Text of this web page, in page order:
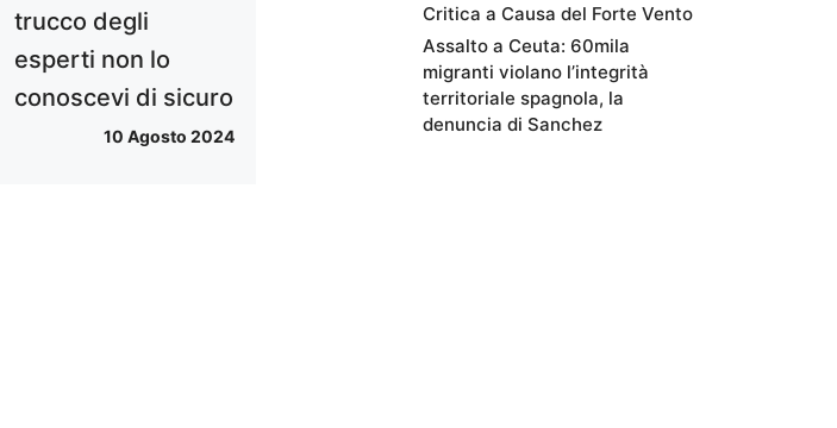
trucco degli
esperti non lo
conoscevi di sicuro
10 Agosto 2024
Critica a Causa del Forte Vento
Assalto a Ceuta: 60mila
migranti violano l’integrità
territoriale spagnola, la
denuncia di Sanchez